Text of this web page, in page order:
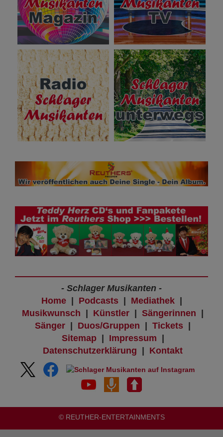
- Schlager Musikanten -
Home| Podcasts| Mediathek|
Musikwunsch | Künstler | Sängerinnen |
Sänger | Duos/Gruppen | Tickets |
Sitemap| Impressum |
Datenschutzerklärung | Kontakt
© REUTHER-ENTERTAINMENTS